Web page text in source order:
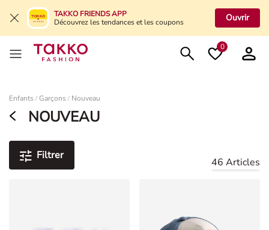
TAKKO FRIENDS APP
Découvrez les tendances et les coupons
Ouvrir
0
Enfants / Garçons / Nouveau
NOUVEAU
Filtrer
46 Articles